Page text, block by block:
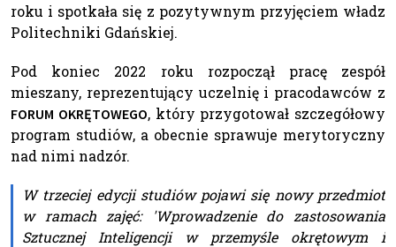
roku i spotkała się z pozytywnym przyjęciem władz
Politechniki Gdańskiej.
Pod koniec 2022 roku rozpoczął pracę zespół
mieszany, reprezentujący uczelnię i pracodawców z
FORUM OKRĘTOWEGO, który przygotował szczegółowy
program studiów, a obecnie sprawuje merytoryczny
nad nimi nadzór.
W trzeciej edycji studiów pojawi się nowy przedmiot
w ramach zajęć: 'Wprowadzenie do zastosowania
Sztucznej Inteligencji w przemyśle okrętowym i